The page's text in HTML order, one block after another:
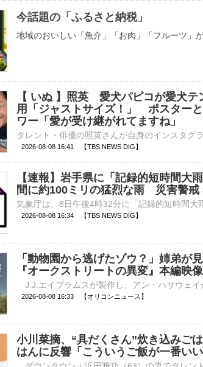
今話題の「ふるさと納税」
地域のおいしい「魚介」「お肉」「フルーツ」
【 いぬ 】照英 愛犬パピコが愛犬テ
用「ジャストサイズ！」 ポスター
ワー「愛が受け継がれてますね」
2026-08-08 16:41 【TBS NEWS DIG】
【速報】岩手県に「記録的短時間
間に約100ミリの猛烈な雨 災害警戒
2026-08-08 16:34 【TBS NEWS DIG】
「動物園から逃げたゾウ？」姉弟が
『オークストリートの異変』本編映像
2026-08-08 16:33 【オリコンニュース】
小川菜摘、“具だくさん”炊き込みご
はんに反響「こういうご飯が一番い